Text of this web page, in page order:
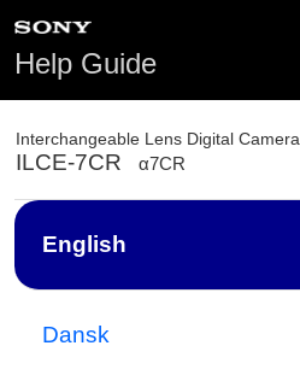
Help Guide
Interchangeable Lens Digital Camera
ILCE-7CR α7CR
English
Dansk